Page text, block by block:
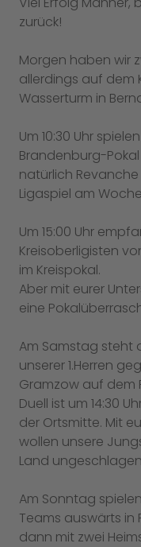
zurück!
Morgen haben wir
allerdings auf dem
Wasserturm in
Um 10:30 Uhr
Brandenburg-
natürlich
Ligaspiel am
Um 15:00 Uhr
Kreisoberligisten
im Kreispokal.
Aber mit eurer
eine
Am Samstag steht
unserer 1.Herren
Gramzow auf dem
Duell ist um 14:30
der Ortsmitte. Mit
wollen unsere
Land
Am Sonntag
Teams auswärts in
dann mit zwei